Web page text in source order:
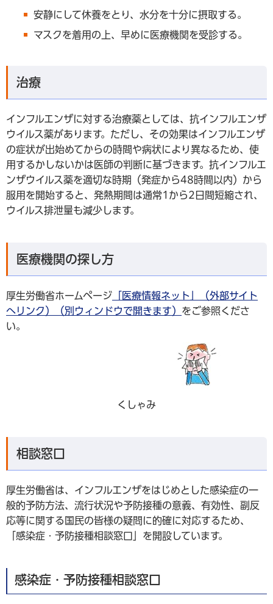
安静にして休養をとり、水分を十分に摂取する。
マスクを着用の上、早めに医療機関を受診する。
治療
インフルエンザに対する治療薬としては、抗インフルエンザ
ウイルス薬があります。ただし、その効果はインフルエンザ
の症状が出始めてからの時間や病状により異なるため、使
用するかしないかは医師の判断に基づきます。抗インフルエ
ンザウイルス薬を適切な時期（発症から48時間以内）から
服用を開始すると、発熱期間は通常1から2日間短縮され、
ウイルス排泄量も減少します。
医療機関の探し方
厚生労働省ホームページ 「医療情報ネット」（外部サイト
へリンク）（別ウィンドウで開きます） をご参照くださ
い。
くしゃみ
相談窓口
厚生労働省は、インフルエンザをはじめとした感染症の一
般的予防方法、流行状況や予防接種の意義、有効性、副反
応等に関する国民の皆様の疑問に的確に対応するため、
「感染症・予防接種相談窓口」を開設しています。
感染症・予防接種相談窓口